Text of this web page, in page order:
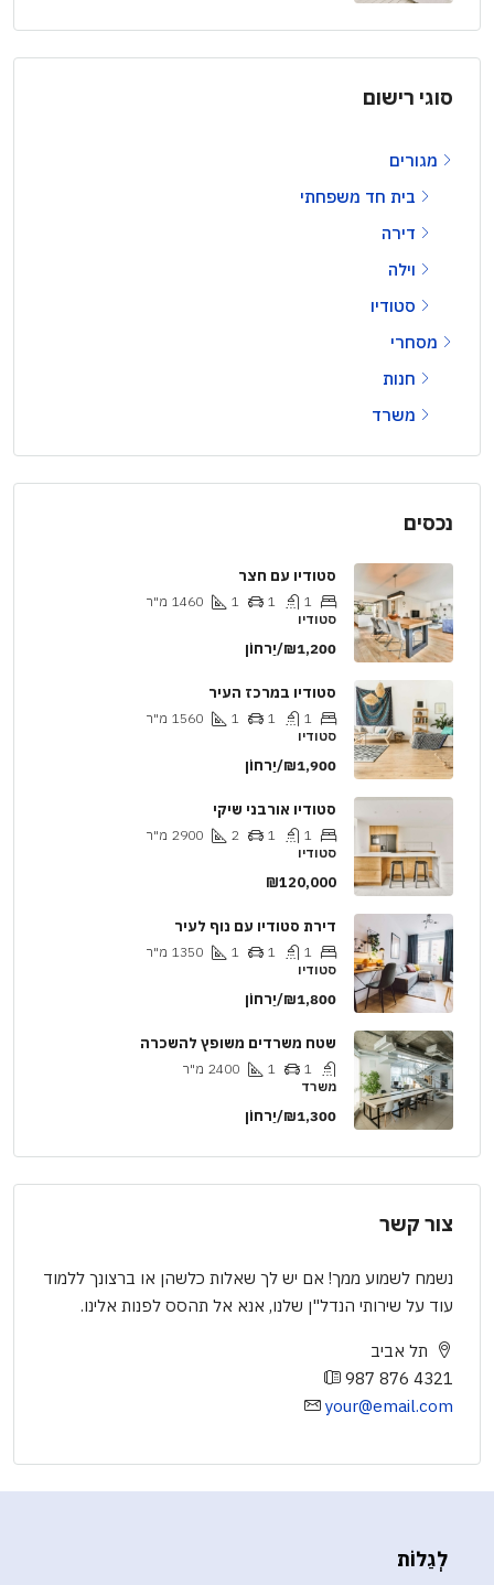
סוגי רישום
מגורים
בית חד משפחתי
דירה
וילה
סטודיו
מסחרי
חנות
משרד
נכסים
סטודיו עם חצר
1
1
1
1460 מ"ר
סטודיו
₪1,200/יַרחוֹן
סטודיו במרכז העיר
1
1
1
1560 מ"ר
סטודיו
₪1,900/יַרחוֹן
סטודיו אורבני שיקי
1
1
2
2900 מ"ר
סטודיו
₪120,000
דירת סטודיו עם נוף לעיר
1
1
1
1350 מ"ר
סטודיו
₪1,800/יַרחוֹן
שטח משרדים משופץ להשכרה
1
1
2400 מ"ר
משרד
₪1,300/יַרחוֹן
צור קשר
נשמח לשמוע ממך! אם יש לך שאלות כלשהן או ברצונך ללמוד
עוד על שירותי הנדל"ן שלנו, אנא אל תהסס לפנות אלינו.
תל אביב
987 876 4321
your@email.com
לְגַלוֹת